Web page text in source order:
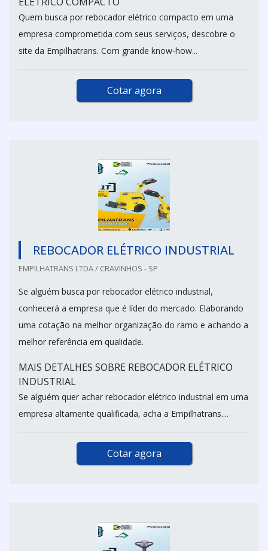
Quem busca por rebocador elétrico compacto em uma
empresa comprometida com seus serviços, descobre o
site da Empilhatrans. Com grande know-how...
Cotar agora
REBOCADOR ELÉTRICO INDUSTRIAL
EMPILHATRANS LTDA / CRAVINHOS - SP
Se alguém busca por rebocador elétrico industrial,
conhecerá a empresa que é líder do mercado. Elaborando
uma cotação na melhor organização do ramo e achando a
melhor referência em qualidade.
MAIS DETALHES SOBRE REBOCADOR ELÉTRICO
INDUSTRIAL
Se alguém quer achar rebocador elétrico industrial em uma
empresa altamente qualificada, acha a Empilhatrans....
Cotar agora